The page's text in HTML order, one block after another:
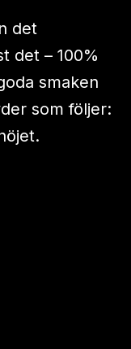
det
det – 100%
smaken
som följer: